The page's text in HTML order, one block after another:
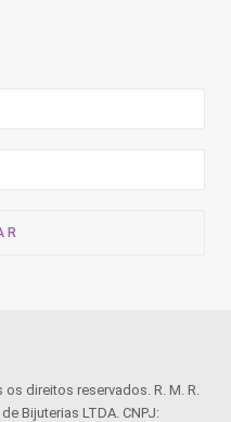
direitos reservados. R. M. R.
Bijuterias LTDA. CNPJ: